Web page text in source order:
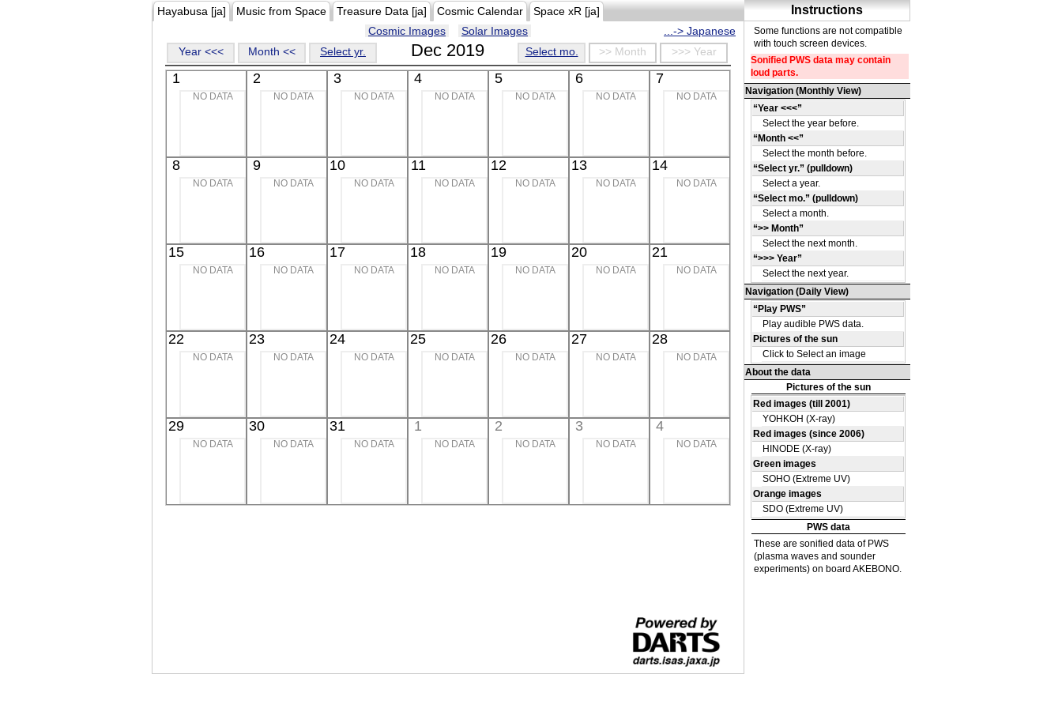
Hayabusa [ja] Music from Space Treasure Data [ja] Cosmic Calendar
Space xR [ja]
Cosmic Images
Solar Images
...-> Japanese
Year <<<
Month << Select yr. Dec 2019 Select mo. >> Month >>> Year
1
NO DATA
2
NO DATA
3
NO DATA
4
NO DATA
5
NO DATA
6
NO DATA
7
NO DATA
8
NO DATA
9
NO DATA
10
NO DATA
11
NO DATA
12
NO DATA
13
NO DATA
14
NO DATA
15
NO DATA
16
NO DATA
17
NO DATA
18
NO DATA
19
NO DATA
20
NO DATA
21
NO DATA
22
NO DATA
23
NO DATA
24
NO DATA
25
NO DATA
26
NO DATA
27
NO DATA
28
NO DATA
29
NO DATA
30
NO DATA
31
NO DATA
1
NO DATA
2
NO DATA
3
NO DATA
4
NO DATA